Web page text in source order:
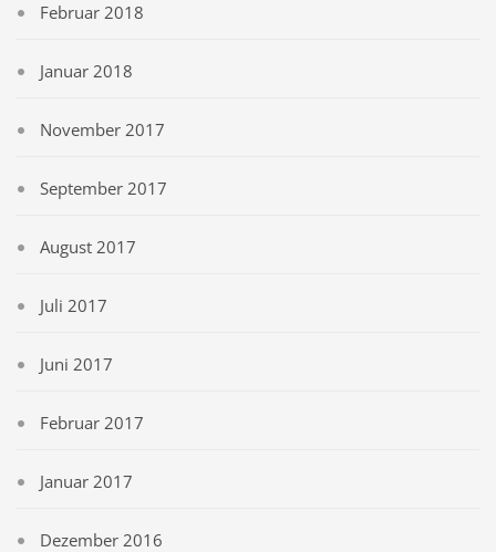
Februar 2018
Januar 2018
November 2017
September 2017
August 2017
Juli 2017
Juni 2017
Februar 2017
Januar 2017
Dezember 2016